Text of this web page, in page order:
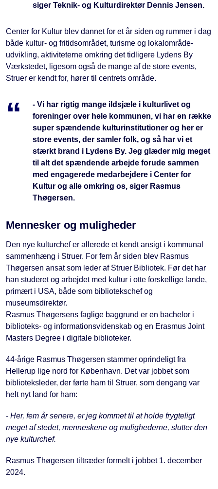
siger Teknik- og Kulturdirektør Dennis Jensen.
Center for Kultur blev dannet for et år siden og rummer i dag
både kultur- og fritidsområdet, turisme og lokalområde-
udvikling, aktiviteterne omkring det tidligere Lydens By
Værkstedet, ligesom også de mange af de store events,
Struer er kendt for, hører til centrets område.
- Vi har rigtig mange ildsjæle i kulturlivet og
foreninger over hele kommunen, vi har en række
super spændende kulturinstitutioner og her er
store events, der samler folk, og så har vi et
stærkt brand i Lydens By. Jeg glæder mig meget
til alt det spændende arbejde forude sammen
med engagerede medarbejdere i Center for
Kultur og alle omkring os, siger Rasmus
Thøgersen.
Mennesker og muligheder
Den nye kulturchef er allerede et kendt ansigt i kommunal
sammenhæng i Struer. For fem år siden blev Rasmus
Thøgersen ansat som leder af Struer Bibliotek. Før det har
han studeret og arbejdet med kultur i otte forskellige lande,
primært i USA, både som bibliotekschef og
museumsdirektør.
Rasmus Thøgersens faglige baggrund er en bachelor i
biblioteks- og informationsvidenskab og en Erasmus Joint
Masters Degree i digitale biblioteker.
44-årige Rasmus Thøgersen stammer oprindeligt fra
Hellerup lige nord for København. Det var jobbet som
biblioteksleder, der førte ham til Struer, som dengang var
helt nyt land for ham:
- Her, fem år senere, er jeg kommet til at holde frygteligt
meget af stedet, menneskene og mulighederne, slutter den
nye kulturchef.
Rasmus Thøgersen tiltræder formelt i jobbet 1. december
2024.